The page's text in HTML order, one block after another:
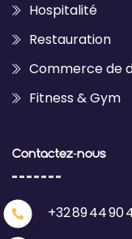
Hospitalité
Restauration
Commerce de
Fitness & Gym
Contactez‑nous
+32 89 44 90